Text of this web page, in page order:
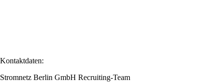
Kontaktdaten:
Stromnetz Berlin GmbH Recruiting-Team